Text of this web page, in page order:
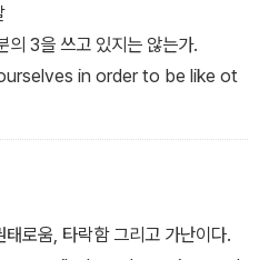
고 싶은 사람, 미라클 모닝을 할 때
게 추천한다.
의 3을 쓰고 있지는 않는가.
in order to be like ot
로움, 타락함 그리고 가난이다.